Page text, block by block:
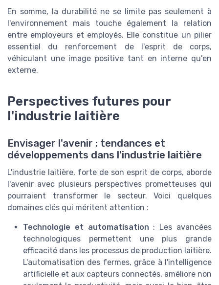
En somme, la durabilité ne se limite pas seulement à
l'environnement mais touche également la relation
entre employeurs et employés. Elle constitue un pilier
essentiel du renforcement de l'esprit de corps,
véhiculant une image positive tant en interne qu'en
externe.
Perspectives futures pour
l'industrie laitière
Envisager l'avenir : tendances et
développements dans l'industrie laitière
L'industrie laitière, forte de son esprit de corps, aborde
l'avenir avec plusieurs perspectives prometteuses qui
pourraient transformer le secteur. Voici quelques
domaines clés qui méritent attention :
Technologie et automatisation : Les avancées
technologiques permettent une plus grande
efficacité dans les processus de production laitière.
L'automatisation des fermes, grâce à l'intelligence
artificielle et aux capteurs connectés, améliore non